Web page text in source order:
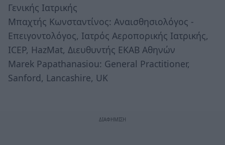
Γενικής Ιατρικής
Μπαχτής Κωνσταντίνος: Αναισθησιολόγος -
Επειγοντολόγος, Ιατρός Αεροπορικής Ιατρικής,
ICEP, HazMat, Διευθυντής ΕΚΑΒ Αθηνών
Marek Papathanasiou: General Practitioner,
Sanford, Lancashire, UK